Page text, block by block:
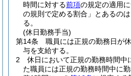
時間に対する前項の規定の適用に
の規則で定める割合」とあるの
る。
(休日勤務手当)
第14条
職員には正規の勤務日が
与を支給する。
2
休日において正規の勤務時間中
た職員には正規の勤務時間中に